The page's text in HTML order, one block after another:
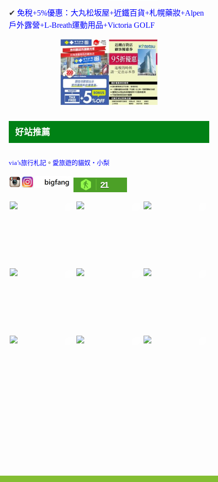
✔ 免稅+5%優惠：大丸松坂屋+近鐵百貨+札幌藥妝+Alpen
戶外露營+L-Breath運動用品+Victoria GOLF
好站推薦
via’s旅行札記。 愛旅遊的貓奴‧小梨
21